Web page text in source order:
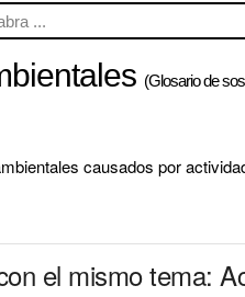
(Glosario de
causados por
el mismo tema: